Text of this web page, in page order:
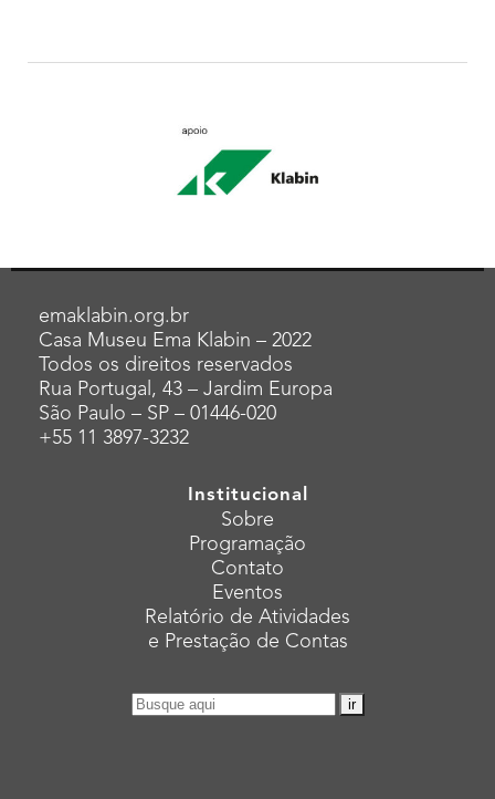
emaklabin.org.br
Casa Museu Ema Klabin – 2022
Todos os direitos reservados
Rua Portugal, 43 – Jardim Europa
São Paulo – SP – 01446-020
+55 11 3897-3232
Institucional
Sobre
Programação
Contato
Eventos
Relatório de Atividades
e Prestação de Contas